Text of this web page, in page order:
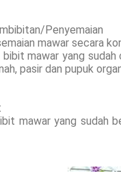
Penyemaian
mawar secara
bibit mawar yang
pasir dan pupuk
mawar yang sudah